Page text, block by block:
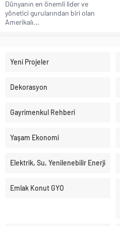
Dünyanın en önemli lider ve
yönetici gurularından biri olan
Amerikalı...
Yeni Projeler
Dekorasyon
Gayrimenkul Rehberi
Yaşam Ekonomi
Elektrik, Su, Yenilenebilir Enerji
Emlak Konut GYO